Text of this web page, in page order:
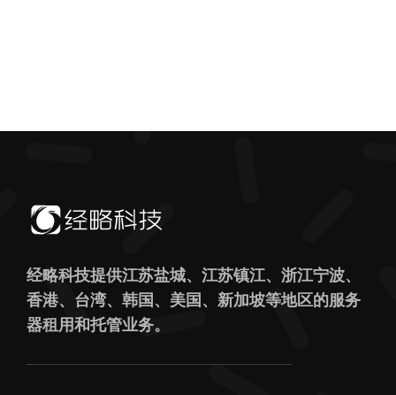
经略科技提供江苏盐城、江苏镇江、浙江宁波、
香港、台湾、韩国、美国、新加坡等地区的服务
器租用和托管业务。